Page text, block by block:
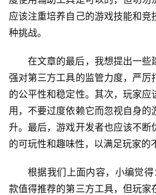
应该注重培养自己的游戏技能和竞
种挑战。
在文章的最后，我想提出一些
强对第三方工具的监管力度，严厉
的公平性和稳定性。其次，玩家应
用，不要过度依赖它而忽视自身的
升。最后，游戏开发者也应该不断
的可玩性和趣味性，以满足玩家的
根据我们上面内容，小编觉
款值得推荐的第三方工具，但玩家